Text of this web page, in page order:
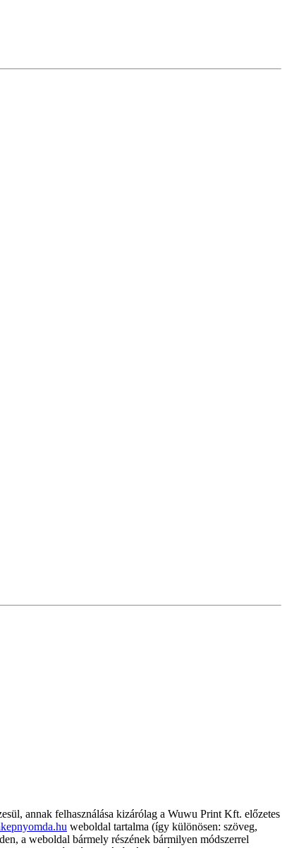
annak felhasználása kizárólag a Wuwu Print Kft. előzetes
weboldal tartalma (így különösen: szöveg,
a weboldal bármely részének bármilyen módszerrel